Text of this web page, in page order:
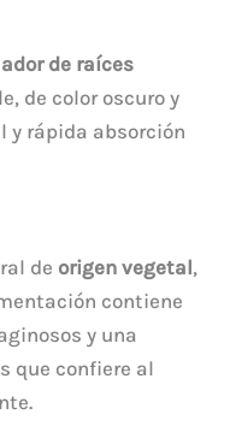
de raíces
de color oscuro y
y rápida absorción
de origen vegetal,
contiene
y una
que confiere al